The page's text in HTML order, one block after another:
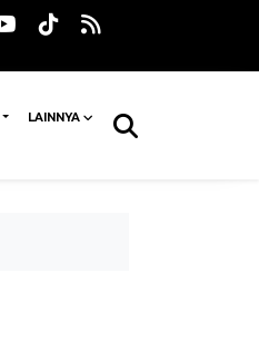
LAINNYA